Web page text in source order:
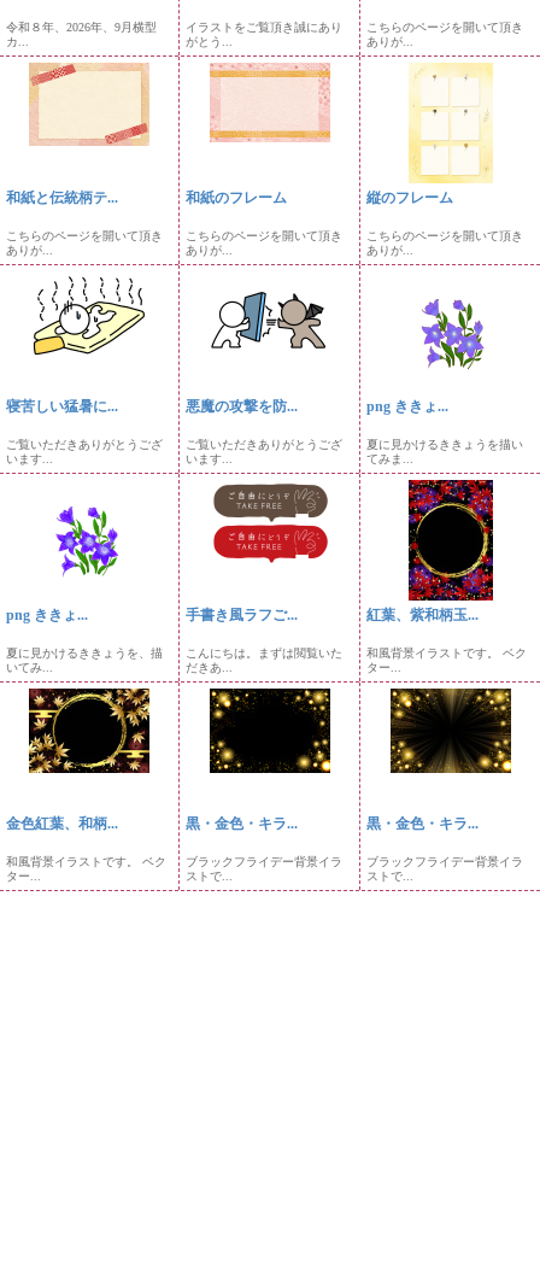
令和８年、2026年、9月横型
カ...
イラストをご覧頂き誠にあり
がとう...
こちらのページを開いて頂き
ありが...
和紙と伝統柄テ...
こちらのページを開いて頂き
ありが...
和紙のフレーム
こちらのページを開いて頂き
ありが...
縦のフレーム
こちらのページを開いて頂き
ありが...
寝苦しい猛暑に...
ご覧いただきありがとうござ
います...
悪魔の攻撃を防...
ご覧いただきありがとうござ
います...
png ききょ...
夏に見かけるききょうを描い
てみま...
png ききょ...
夏に見かけるききょうを、描
いてみ...
手書き風ラフご...
こんにちは。まずは閲覧いた
だきあ...
紅葉、紫和柄玉...
和風背景イラストです。 ベク
ター...
金色紅葉、和柄...
和風背景イラストです。 ベク
ター...
黒・金色・キラ...
ブラックフライデー背景イラ
ストで...
黒・金色・キラ...
ブラックフライデー背景イラ
ストで...